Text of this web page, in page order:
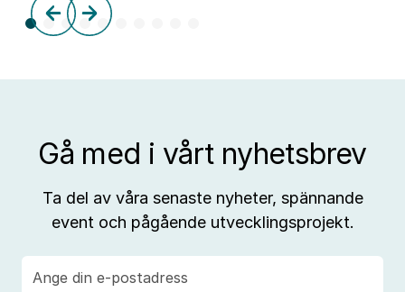
Gå med i vårt nyhetsbrev
Ta del av våra senaste nyheter, spännande
event och pågående utvecklingsprojekt.
post